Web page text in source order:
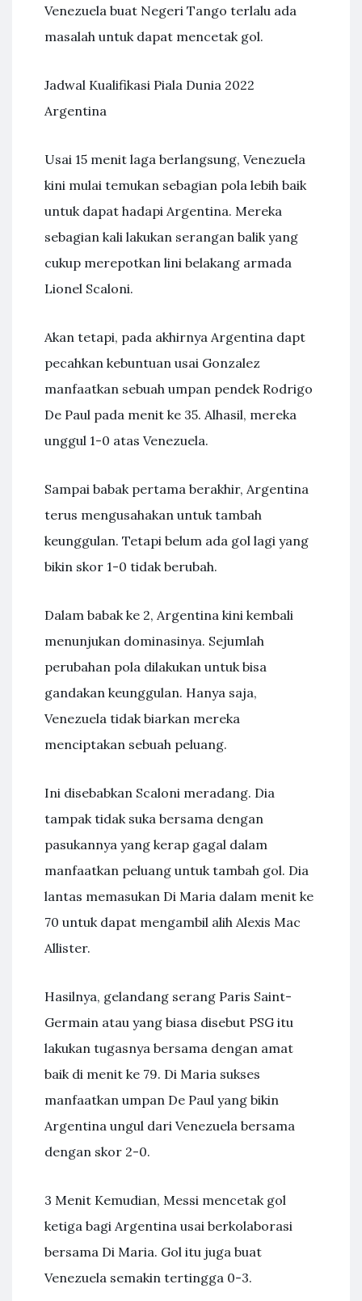
Venezuela buat Negeri Tango terlalu ada
masalah untuk dapat mencetak gol.
Jadwal Kualifikasi Piala Dunia 2022
Argentina
Usai 15 menit laga berlangsung, Venezuela
kini mulai temukan sebagian pola lebih baik
untuk dapat hadapi Argentina. Mereka
sebagian kali lakukan serangan balik yang
cukup merepotkan lini belakang armada
Lionel Scaloni.
Akan tetapi, pada akhirnya Argentina dapt
pecahkan kebuntuan usai Gonzalez
manfaatkan sebuah umpan pendek Rodrigo
De Paul pada menit ke 35. Alhasil, mereka
unggul 1-0 atas Venezuela.
Sampai babak pertama berakhir, Argentina
terus mengusahakan untuk tambah
keunggulan. Tetapi belum ada gol lagi yang
bikin skor 1-0 tidak berubah.
Dalam babak ke 2, Argentina kini kembali
menunjukan dominasinya. Sejumlah
perubahan pola dilakukan untuk bisa
gandakan keunggulan. Hanya saja,
Venezuela tidak biarkan mereka
menciptakan sebuah peluang.
Ini disebabkan Scaloni meradang. Dia
tampak tidak suka bersama dengan
pasukannya yang kerap gagal dalam
manfaatkan peluang untuk tambah gol. Dia
lantas memasukan Di Maria dalam menit ke
70 untuk dapat mengambil alih Alexis Mac
Allister.
Hasilnya, gelandang serang Paris Saint-
Germain atau yang biasa disebut PSG itu
lakukan tugasnya bersama dengan amat
baik di menit ke 79. Di Maria sukses
manfaatkan umpan De Paul yang bikin
Argentina ungul dari Venezuela bersama
dengan skor 2-0.
3 Menit Kemudian, Messi mencetak gol
ketiga bagi Argentina usai berkolaborasi
bersama Di Maria. Gol itu juga buat
Venezuela semakin tertingga 0-3.